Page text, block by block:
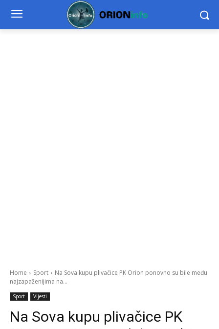
Home Sport
Na Sova kupu plivačice PK Orion ponovno su bile među
najzapaženijima na...
Sport Vijesti
Na Sova kupu plivačice PK